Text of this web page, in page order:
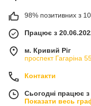
98% позитивних з
Працює з
м. Кривий Ріг
проспект Гагаріна
Контакти
Сьогодні працює
Показати весь